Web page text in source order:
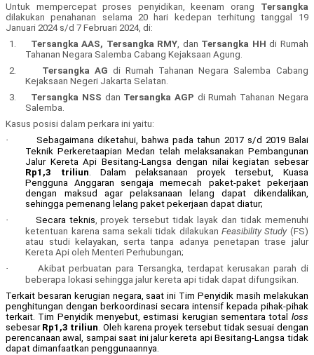
Untuk mempercepat proses penyidikan, keenam orang Tersangka
dilakukan penahanan selama 20 hari kedepan terhitung tanggal 19
Januari 2024 s/d 7 Februari 2024, di:
1.
Tersangka AAS, Tersangka RMY, dan Tersangka HHdi Rumah
Tahanan Negara Salemba Cabang Kejaksaan Agung.
2.
Tersangka AG di Rumah Tahanan Negara Salemba Cabang
Kejaksaan Negeri Jakarta Selatan.
3.
Tersangka NSS dan Tersangka AGP di Rumah Tahanan Negara
Salemba.
Kasus posisi dalam perkara ini yaitu:
·
Sebagaimana diketahui, bahwa pada tahun 2017 s/d 2019 Balai
Teknik Perkeretaapian Medan telah melaksanakan Pembangunan
Jalur Kereta Api Besitang-Langsa dengan nilai kegiatan sebesar
Rp1,3 triliun. Dalam pelaksanaan proyek tersebut, Kuasa
Pengguna Anggaran sengaja memecah paket-paket pekerjaan
dengan maksud agar pelaksanaan lelang dapat dikendalikan,
sehingga pemenang lelang paket pekerjaan dapat diatur;
·
Secara teknis, proyek tersebut tidak layak dan tidak memenuhi
ketentuan karena sama sekali tidak dilakukanFeasibility Study (FS)
atau studi kelayakan, serta tanpa adanya penetapan trase jalur
Kereta Api oleh Menteri Perhubungan;
·
Akibat perbuatan para Tersangka, terdapat kerusakan parah di
beberapa lokasi sehingga jalur kereta api tidak dapat difungsikan.
Terkait besaran kerugian negara, saat ini Tim Penyidik masih melakukan
penghitungan dengan berkoordinasi secara intensif kepada pihak-pihak
terkait. Tim Penyidik menyebut, estimasi kerugian sementara total loss
sebesar Rp1,3 triliun. Oleh karena proyek tersebut tidak sesuai dengan
perencanaan awal, sampai saat ini jalur kereta api Besitang-Langsa tidak
dapat dimanfaatkan penggunaannya.